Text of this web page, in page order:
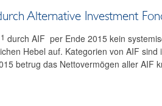
Alternative Investment
1 durch AIF per Ende 2015 kein
Hebel auf. Kategorien von AIF
betrug das Nettovermögen aller AIF